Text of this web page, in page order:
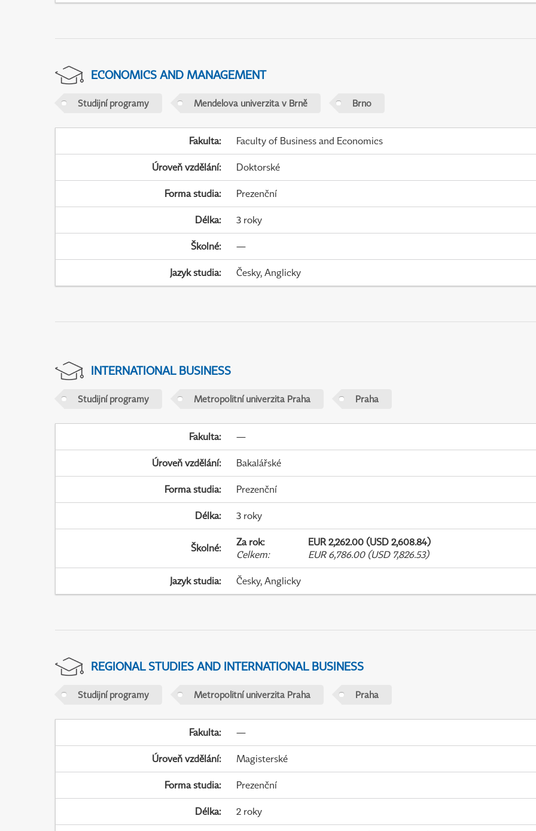
ECONOMICS AND MANAGEMENT
Studijní programy Mendelova univerzita v Brně Brno
Fakulta: Faculty of Business and Economics
Úroveň vzdělání: Doktorské
Forma studia: Prezenční
Délka: 3 roky
Školné: —
Jazyk studia: Česky, Anglicky
INTERNATIONAL BUSINESS
Studijní programy Metropolitní univerzita Praha Praha
Fakulta: —
Úroveň vzdělání: Bakalářské
Forma studia: Prezenční
Délka: 3 roky
Školné: Za rok:
EUR 2,262.00 (USD 2,608.84)
Celkem: EUR 6,786.00 (USD 7,826.53)
Jazyk studia: Česky, Anglicky
REGIONAL STUDIES AND INTERNATIONAL BUSINESS
Studijní programy Metropolitní univerzita Praha Praha
Fakulta: —
Úroveň vzdělání: Magisterské
Forma studia: Prezenční
Délka: 2 roky